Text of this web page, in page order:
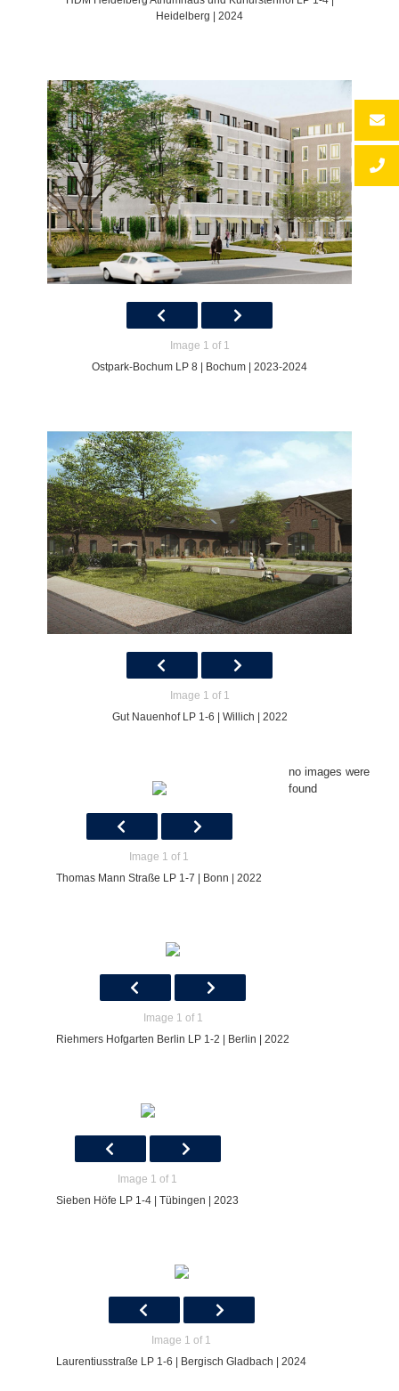
Heidelberg | 2024
Image 1 of 1
Ostpark-Bochum LP 8 | Bochum | 2023-2024
Image 1 of 1
Gut Nauenhof LP 1-6 | Willich | 2022
Image 1 of 1
Thomas Mann Straße LP 1-7 | Bonn | 2022
Image 1 of 1
Riehmers Hofgarten Berlin LP 1-2 | Berlin | 2022
Image 1 of 1
Sieben Höfe LP 1-4 | Tübingen | 2023
Image 1 of 1
Laurentiusstraße LP 1-6 | Bergisch Gladbach | 2024
no images were
found